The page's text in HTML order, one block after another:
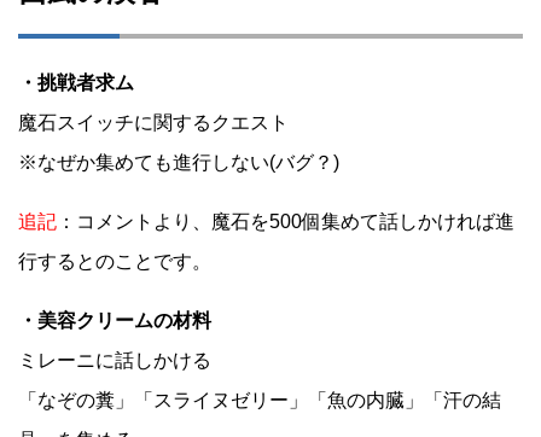
・挑戦者求ム
魔石スイッチに関するクエスト
※なぜか集めても進行しない(バグ？)
追記 ：コメントより、魔石を500個集めて話しかければ進
行するとのことです。
・美容クリームの材料
ミレーニに話しかける
「なぞの糞」「スライヌゼリー」「魚の内臓」「汗の結